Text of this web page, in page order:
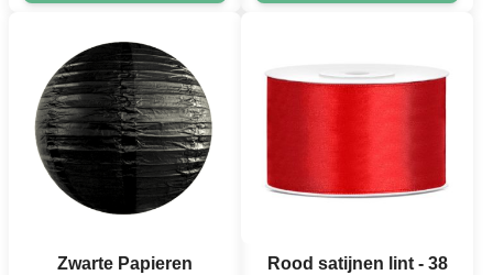
Zwarte Papieren
Rood satijnen lint - 38